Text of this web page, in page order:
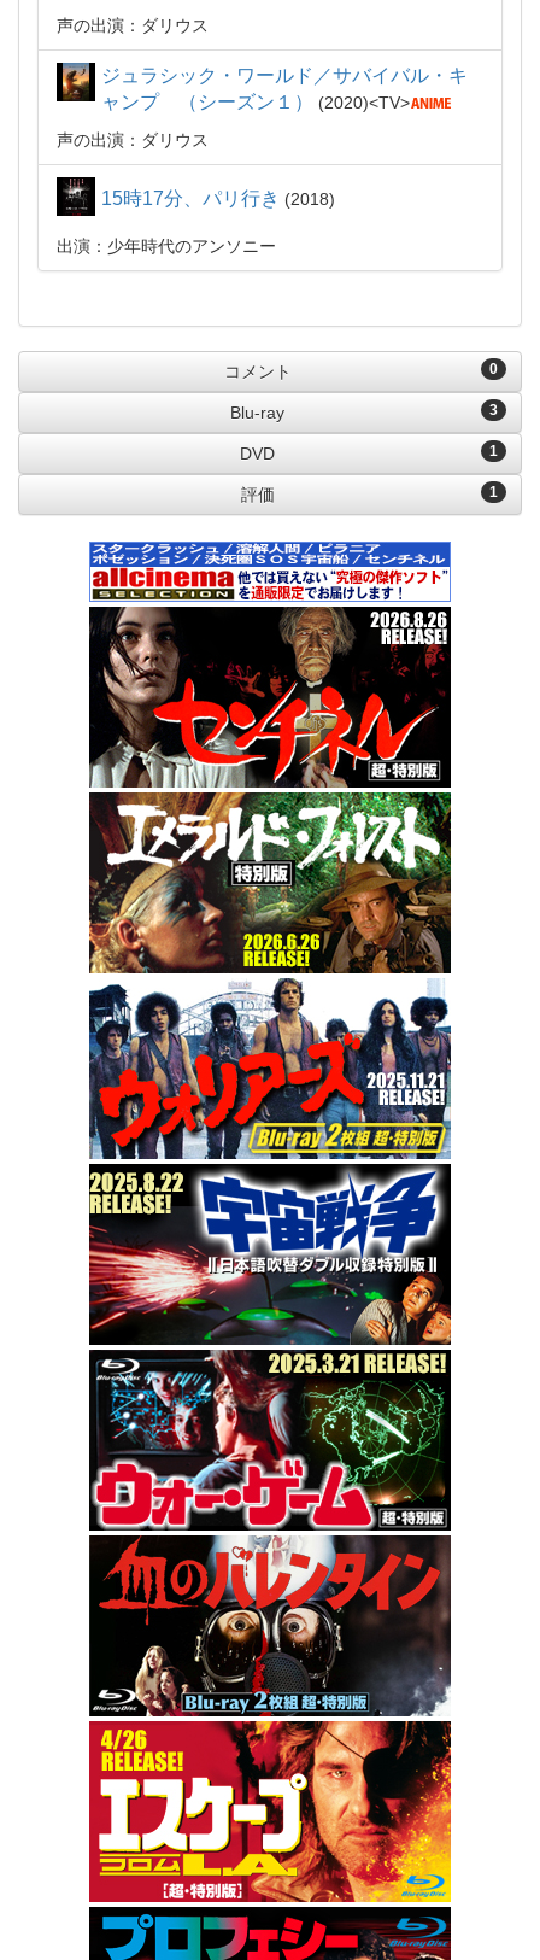
声の出演：ダリウス
ジュラシック・ワールド／サバイバル・キ
ャンプ （シーズン１）
2020
TV
声の出演：ダリウス
15時17分、パリ行き 2018
出演：少年時代のアンソニー
0
コメント
3
Blu-ray
1
DVD
1
評価